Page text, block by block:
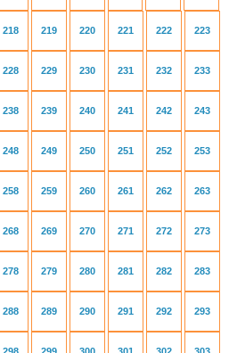
218 219 220 221 222 223
228 229 230 231 232 233
238 239 240 241 242 243
248 249 250 251 252 253
258 259 260 261 262 263
268 269 270 271 272 273
278 279 280 281 282 283
288 289 290 291 292 293